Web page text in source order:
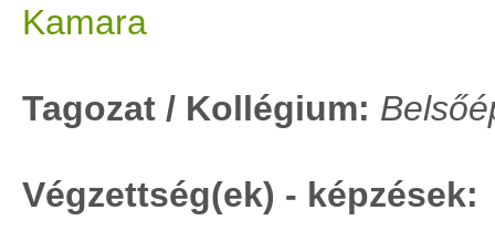
Kamara
Tagozat / Kollégium:
Végzettség(ek) - képzések: